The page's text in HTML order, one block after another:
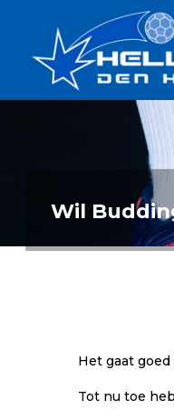
Wil
Het gaat
Tot nu toe